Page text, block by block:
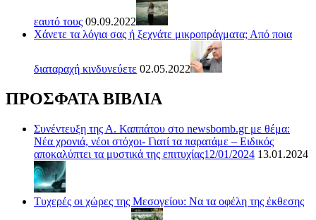
εαυτό τους 09.09.2022
Χάνετε τα λόγια σας ή ξεχνάτε μικροπράγματα; Από ποια
διαταραχή κινδυνεύετε 02.05.2022
ΠΡΟΣΦΑΤΑ ΒΙΒΛΙΑ
Συνέντευξη της Α. Καππάτου στο newsbomb.gr με θέμα:
Νέα χρονιά, νέοι στόχοι- Γιατί τα παρατάμε – Ειδικός
αποκαλύπτει τα μυστικά της επιτυχίας12/01/2024 13.01.2024
Τυχερές οι χώρες της Μεσογείου: Να τα οφέλη της έκθεσης